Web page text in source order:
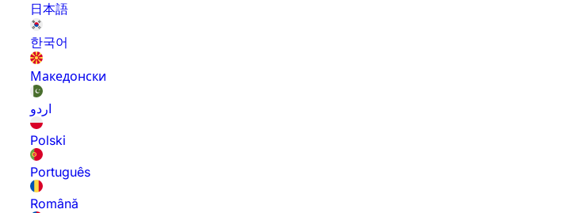
日本語
한국어
Македонски
اردو
Polski
Português
Română